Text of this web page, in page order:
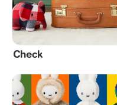
Check